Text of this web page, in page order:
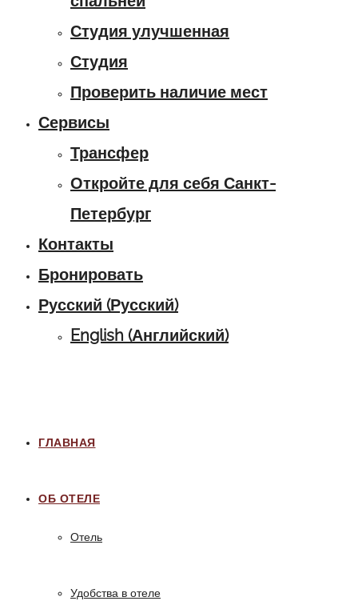
Студия улучшенная
Студия
Проверить наличие мест
Сервисы
Трансфер
Откройте для себя Санкт-
Петербург
Контакты
Бронировать
Русский (Русский)
English (Английский)
ГЛАВНАЯ
ОБ ОТЕЛЕ
Отель
Удобства в отеле